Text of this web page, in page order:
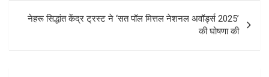
a
नेहरू सिद्धांत केंद्र ट्रस्ट ने ‘सत पॉल मित्तल नेशनल अवॉर्ड्स 2025’
की घोषणा की